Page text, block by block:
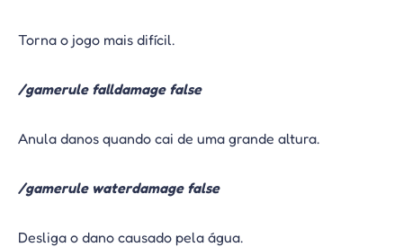
Torna o jogo mais difícil.
/gamerule falldamage false
Anula danos quando cai de uma grande altura.
/gamerule waterdamage false
Desliga o dano causado pela água.